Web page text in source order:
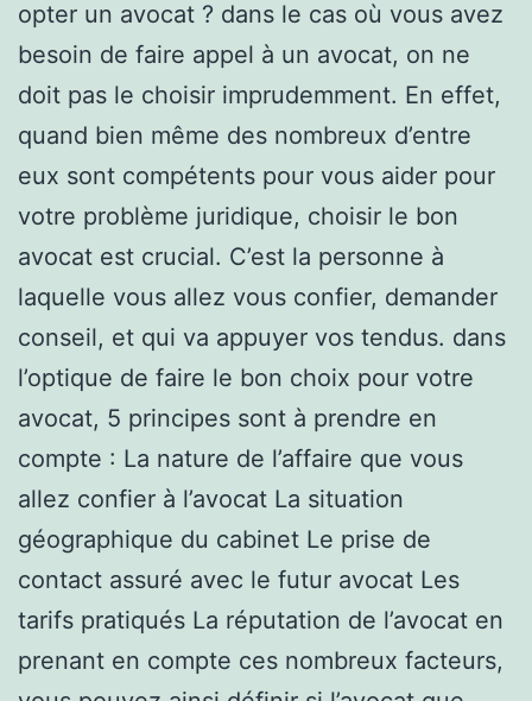
opter un avocat ? dans le cas où vous avez
besoin de faire appel à un avocat, on ne
doit pas le choisir imprudemment. En effet,
quand bien même des nombreux d’entre
eux sont compétents pour vous aider pour
votre problème juridique, choisir le bon
avocat est crucial. C’est la personne à
laquelle vous allez vous confier, demander
conseil, et qui va appuyer vos tendus. dans
l’optique de faire le bon choix pour votre
avocat, 5 principes sont à prendre en
compte : La nature de l’affaire que vous
allez confier à l’avocat La situation
géographique du cabinet Le prise de
contact assuré avec le futur avocat Les
tarifs pratiqués La réputation de l’avocat en
prenant en compte ces nombreux facteurs,